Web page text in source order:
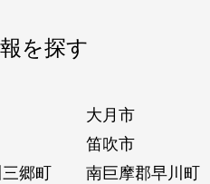
を探す
大月市
笛吹市
郷町
南巨摩郡早川町